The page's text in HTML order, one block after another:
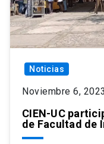
Noticias
Noviembre 6, 2023
CIEN-UC
de Facultad de